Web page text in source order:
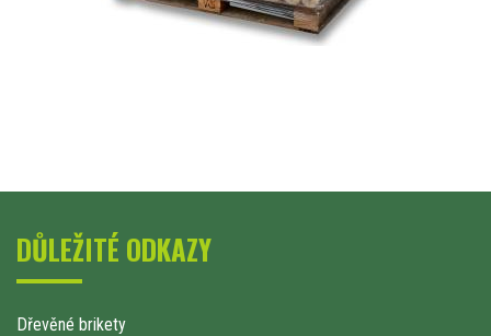
DŮLEŽITÉ ODKAZY
Dřevěné brikety